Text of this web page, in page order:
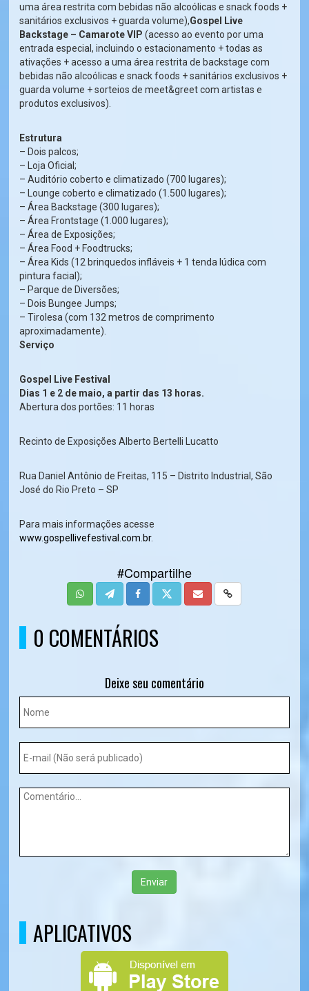
uma área restrita com bebidas não alcoólicas e snack foods +
sanitários exclusivos + guarda volume),Gospel Live
Backstage – Camarote VIP(acesso ao evento por uma
entrada especial, incluindo o estacionamento + todas as
ativações + acesso a uma área restrita de backstage com
bebidas não alcoólicas e snack foods + sanitários exclusivos +
guarda volume + sorteios de meet&greet com artistas e
produtos exclusivos).
Estrutura
– Dois palcos;
– Loja Oficial;
– Auditório coberto e climatizado (700 lugares);
– Lounge coberto e climatizado (1.500 lugares);
– Área Backstage (300 lugares);
– Área Frontstage (1.000 lugares);
– Área de Exposições;
– Área Food + Foodtrucks;
– Área Kids (12 brinquedos infláveis + 1 tenda lúdica com
pintura facial);
– Parque de Diversões;
– Dois Bungee Jumps;
– Tirolesa (com 132 metros de comprimento
aproximadamente).
Serviço
Gospel Live Festival
Dias 1 e 2 de maio, a partir das 13 horas.
Abertura dos portões: 11 horas
Recinto de Exposições Alberto Bertelli Lucatto
Rua Daniel Antônio de Freitas, 115 – Distrito Industrial, São
José do Rio Preto – SP
Para mais informações acesse
www.gospellivefestival.com .br.
#Compartilhe
0 COMENTÁRIOS
Deixe seu comentário
Enviar
APLICATIVOS